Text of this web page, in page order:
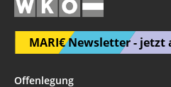
MARI€ Newsletter - jetzt
Offenlegung